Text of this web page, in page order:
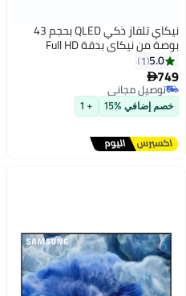
نيكاي تلفاز ذكي QLED بحجم 43
بوصة من نيكاي بدقة Full HD
يوتيوب، فيسبوك، متصفح ويب |
NTV43QSLED
5.0
1
749
توصيل مجاني
توصيل مجاني
خصم إضافي %15 + 1